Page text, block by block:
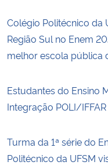
Colégio Politécnico da
Região Sul no Enem
melhor escola pública
Estudantes do Ensino
Integração POLI/
Turma da 1ª série do
Politécnico da UFSM